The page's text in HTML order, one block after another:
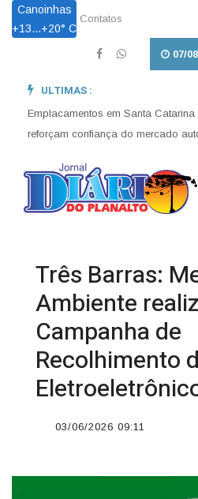
Canoinhas
+13...+20° C
Contatos
07/
ULTIMAS :
reforçam confiança do mercado
Lei Maria da Penha completa 20
desafios |
Três Barras:
Ambiente
Campanha de
Recolhimento
03/06/2026 09:11
';